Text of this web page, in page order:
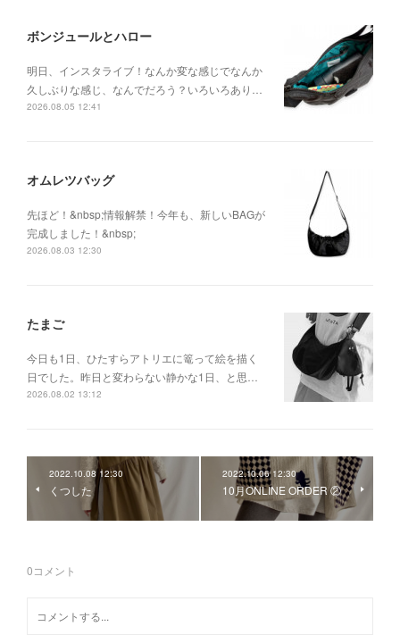
ボンジュールとハロー
明日、インスタライブ！なんか変な感じでなんか
久しぶりな感じ、なんでだろう？いろいろあり…
2026.08.05 12:41
オムレツバッグ
先ほど！&nbsp;情報解禁！今年も、新しいBAGが
完成しました！&nbsp;
2026.08.03 12:30
たまご
今日も1日、ひたすらアトリエに篭って絵を描く
日でした。昨日と変わらない静かな1日、と思…
2026.08.02 13:12
2022.10.08 12:30
くつした
2022.10.06 12:30
10月ONLINE ORDER ②
0コメント